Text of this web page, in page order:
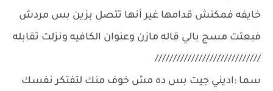
خايفه فمكنش قدامها غير أنها تتصل بزين بس مردش
فبعتت مسج بالي قاله مازن وعنوان الكافيه ونزلت تقابله
/////////////////////////////
سما :اديني جيت بس ده مش خوف منك لتفتكر نفسك